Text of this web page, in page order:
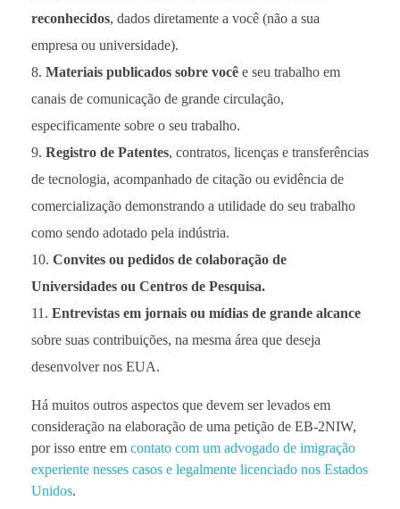
reconhecidos, dados diretamente a você (não a sua
empresa ou universidade).
Materiais publicados sobre você e seu trabalho em
canais de comunicação de grande circulação,
especificamente sobre o seu trabalho.
Registro de Patentes, contratos, licenças e transferências
de tecnologia, acompanhado de citação ou evidência de
comercialização demonstrando a utilidade do seu trabalho
como sendo adotado pela indústria.
Convites ou pedidos de colaboração de
Universidades ou Centros de Pesquisa.
Entrevistas em jornais ou mídias de grande alcance
sobre suas contribuições, na mesma área que deseja
desenvolver nos EUA.
Há muitos outros aspectos que devem ser levados em
consideração na elaboração de uma petição de EB-2NIW,
por isso entre em contato com um advogado de imigração
experiente nesses casos e legalmente licenciado nos Estados
Unidos.